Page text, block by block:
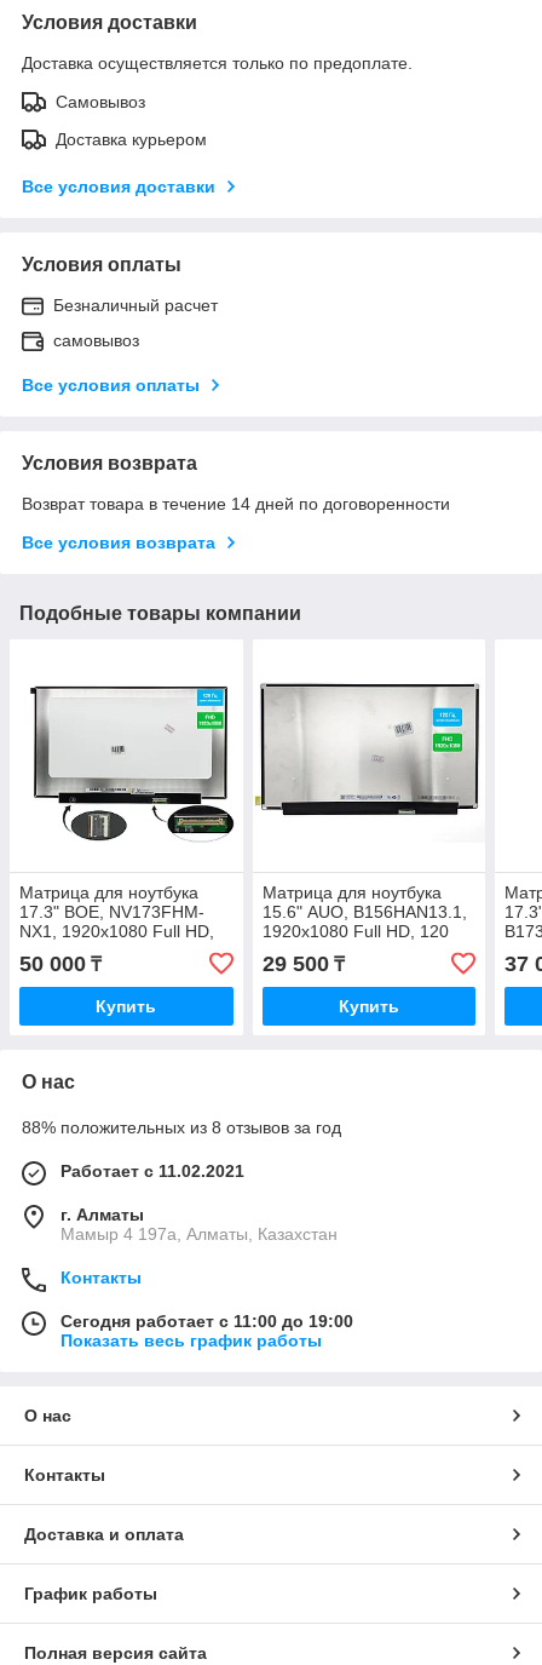
Условия доставки
Доставка осуществляется только по предоплате.
Самовывоз
Доставка курьером
Все условия доставки
Условия оплаты
Безналичный расчет
самовывоз
Все условия оплаты
Условия возврата
Возврат товара в течение 14 дней по договоренности
Все условия возврата
Подобные товары компании
Матрица для ноутбука
17.3" BOE, NV173FHM-
NX1, 1920x1080 Full HD,
120 Hz, 389.89×238.3
новая с гарантией
50 000 ₸
Купить
Матрица для ноутбука
15.6" AUO, B156HAN13.1,
1920x1080 Full HD, 120
Hz, LED новая с
гарантией
29 500₸
Купить
37
О нас
88% положительных из 8 отзывов за год
Работает с 11.02.2021
г. Алматы
Мамыр 4 197а, Алматы, Казахстан
Контакты
Сегодня работает с 11:00 до 19:00
Показать весь график работы
О нас
Контакты
Доставка и оплата
График работы
Полная версия сайта